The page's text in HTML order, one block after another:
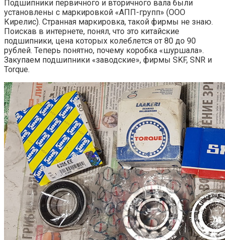
Подшипники первичного и вторичного вала были
установлены с маркировкой «АПП-групп» (ООО
Кирелис). Странная маркировка, такой фирмы не знаю.
Поискав в интернете, понял, что это китайские
подшипники, цена которых колеблется от 80 до 90
рублей. Теперь понятно, почему коробка «шуршала».
Закупаем подшипники «заводские», фирмы SKF, SNR и
Torque.